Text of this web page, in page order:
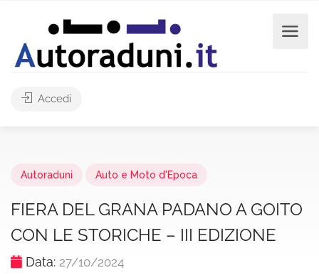
Accedi
Autoraduni Auto e Moto d'Epoca
FIERA DEL GRANA PADANO A GOITO
CON LE STORICHE – III EDIZIONE
Data: 27/10/2024